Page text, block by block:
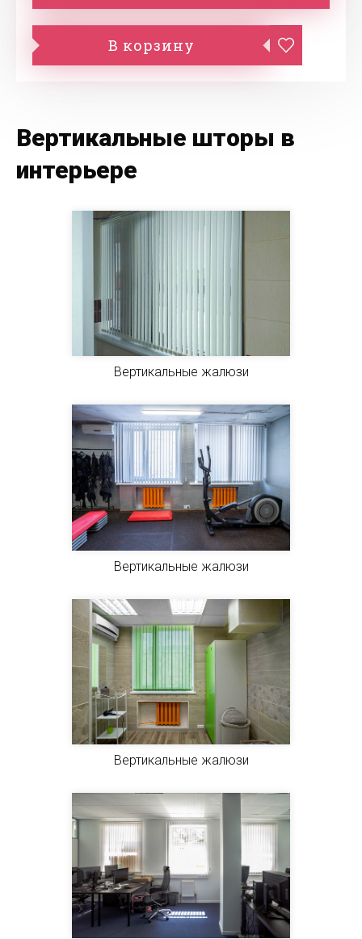
В корзину
Вертикальные шторы в
интерьере
Вертикальные жалюзи
Вертикальные жалюзи
Вертикальные жалюзи